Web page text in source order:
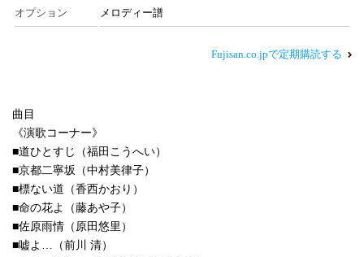
オプション メロディー譜
Fujisan.co.jpで定期購読する
曲目
《演歌コーナー》
■道ひとすじ（福田こうへい）
■京都二寧坂（中村美律子）
■標ない道（香西かおり）
■命の花よ（藤あや子）
■佐原雨情（原田悠里）
■嘘よ…（前川 清）